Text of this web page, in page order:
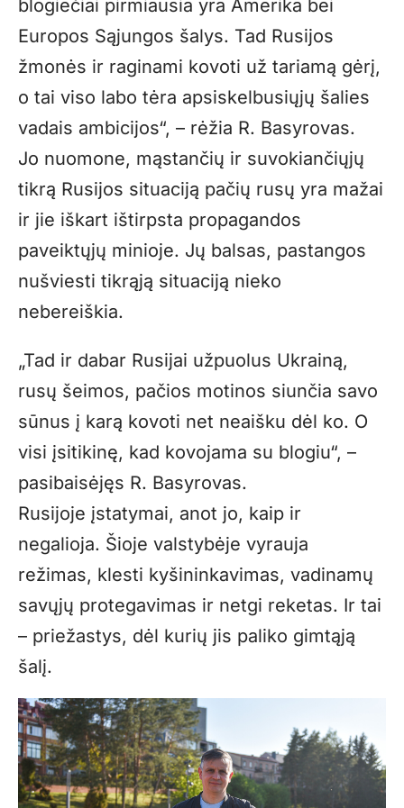
blogiečiai pirmiausia yra Amerika bei
Europos Sąjungos šalys. Tad Rusijos
žmonės ir raginami kovoti už tariamą gėrį,
o tai viso labo tėra apsiskelbusiųjų šalies
vadais ambicijos“, – rėžia R. Basyrovas.
Jo nuomone, mąstančių ir suvokiančiųjų
tikrą Rusijos situaciją pačių rusų yra mažai
ir jie iškart ištirpsta propagandos
paveiktųjų minioje. Jų balsas, pastangos
nušviesti tikrąją situaciją nieko
nebereiškia.
„Tad ir dabar Rusijai užpuolus Ukrainą,
rusų šeimos, pačios motinos siunčia savo
sūnus į karą kovoti net neaišku dėl ko. O
visi įsitikinę, kad kovojama su blogiu“, –
pasibaisėjęs R. Basyrovas.
Rusijoje įstatymai, anot jo, kaip ir
negalioja. Šioje valstybėje vyrauja
režimas, klesti kyšininkavimas, vadinamų
savųjų protegavimas ir netgi reketas. Ir tai
– priežastys, dėl kurių jis paliko gimtąją
šalį.